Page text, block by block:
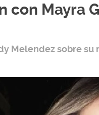
Mayra
Melendezsobre su